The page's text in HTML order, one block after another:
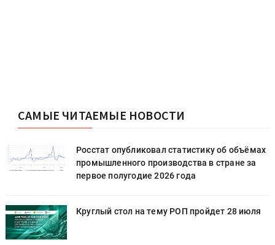
САМЫЕ ЧИТАЕМЫЕ НОВОСТИ
Росстат опубликовал статистику об объёмах
промышленного производства в стране за
первое полугодие 2026 года
Круглый стол на тему РОП пройдет 28 июля